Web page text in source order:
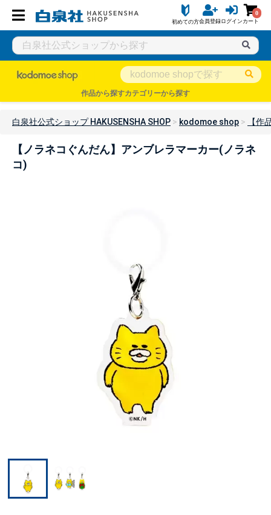
初めての方会員登録ログイン
0
カート
作品から探すカテゴリーから探す
白泉社公式ショップ HAKUSENSHA SHOP kodomoe shop 【作
【ノラネコぐんだん】アンブレラマーカー(ノラネ
コ)